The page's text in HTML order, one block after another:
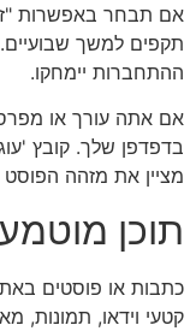
אם תבחר באפשרות
תקפים למשך
ההתחברות יימחקו.
אם אתה עורך או
בדפדפן שלך. קובץ
מציין את מזהה
תוכן
כתבות או פוסטים
קטעי וידאו, תמונות,